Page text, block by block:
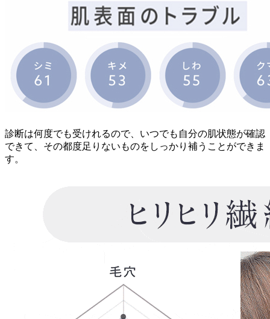
診断は何度でも受けれるので、いつでも自分の肌状態が確認
できて、その都度足りないものをしっかり補うことができま
す。